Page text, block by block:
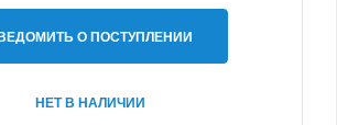
О ПОСТУПЛЕНИИ
НЕТ В НАЛИЧИИ